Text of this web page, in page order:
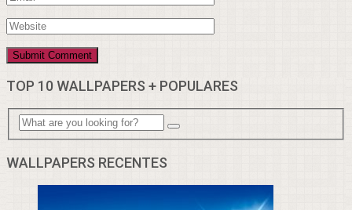
TOP 10 WALLPAPERS + POPULARES
WALLPAPERS RECENTES